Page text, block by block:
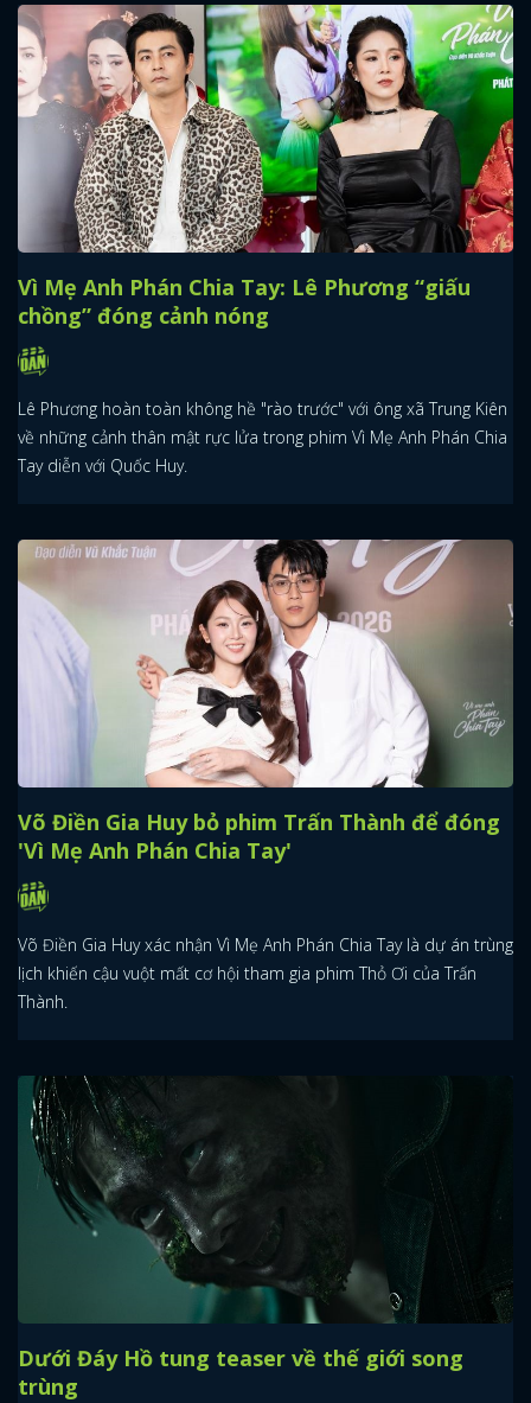
Vì Mẹ Anh Phán Chia Tay: Lê Phương “giấu
chồng” đóng cảnh nóng
Lê Phương hoàn toàn không hề "rào trước" với ông xã Trung Kiên
về những cảnh thân mật rực lửa trong phim Vì Mẹ Anh Phán Chia
Tay diễn với Quốc Huy.
Võ Điền Gia Huy bỏ phim Trấn Thành để đóng
'Vì Mẹ Anh Phán Chia Tay'
Võ Điền Gia Huy xác nhận Vì Mẹ Anh Phán Chia Tay là dự án trùng
lịch khiến cậu vuột mất cơ hội tham gia phim Thỏ Ơi của Trấn
Thành.
Dưới Đáy Hồ tung teaser về thế giới song
trùng